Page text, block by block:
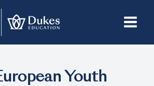
Youth